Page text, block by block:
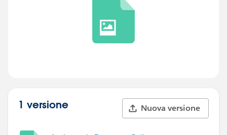
1 versione Nuova versione